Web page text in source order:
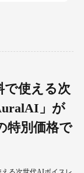
で使える次
」が
特別価格で